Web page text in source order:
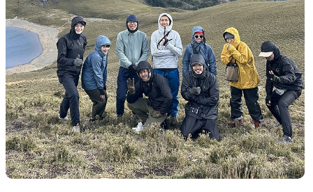
パーツ
ACCESSORIES
機能を拡張する道具
SPECIAL OFFERS
製品ロスをなくすための特別
売